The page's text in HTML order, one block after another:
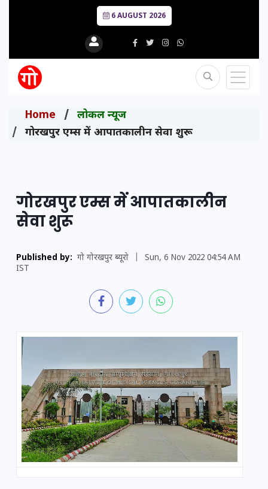
6 AUGUST 2026
Home
लोकल न्यूज
गोरखपुर एम्स में आपातकालीन सेवा शुरू
गोरखपुर एम्स में आपातकालीन
सेवा शुरू
Published by: गो गोरखपुर ब्यूरो
Sun, 6 Nov 2022 04:54 AM
IST